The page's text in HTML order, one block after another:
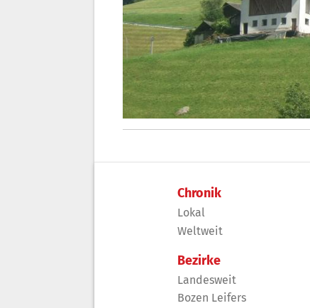
Chronik
Lokal
Weltweit
Bezirke
Landesweit
Bozen Leifers